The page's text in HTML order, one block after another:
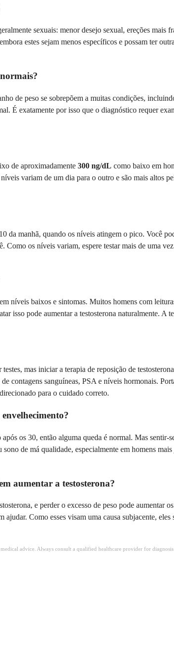
sexuais: menor desejo sexual, ereções
estes sejam menos específicos e possam ter
de peso se sobrepõem a muitas condições,
É exatamente por isso que o diagnóstico requer
de aproximadamente 300 ng/dL como baixo em
variam de um dia para o outro e são mais altos
da manhã, quando os níveis atingem o pico. Você
Como os níveis variam, espere testar mais de uma
níveis baixos e sintomas. Muitos homens com
isso pode aumentar a testosterona naturalmente. A
mas iniciar a terapia de reposição de
contagens sanguíneas, PSA e níveis hormonais.
para o cuidado correto.
os 30, então alguma queda é normal. Mas
de má qualidade, especialmente em homens
aumentar a testosterona?
e perder o excesso de peso pode
Como esses visam uma causa subjacente,
advice. Always consult a qualified healthcare provider for